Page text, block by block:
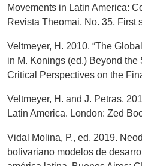
Movements in Latin America:
Revista Theomai, No. 35, First
Veltmeyer, H. 2010. “The
in M. Konings (ed.) Beyond
Critical Perspectives on the
Veltmeyer, H. and J. Petras.
Latin America. London: Zed
Vidal Molina, P., ed. 2019.
bolivariano modelos de